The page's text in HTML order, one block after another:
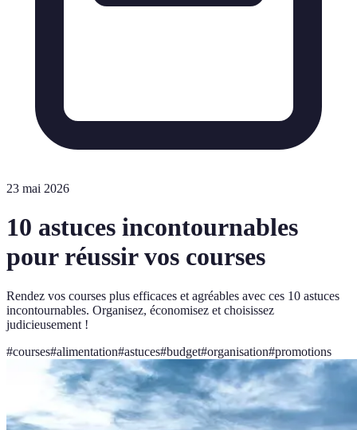
23 mai 2026
10 astuces incontournables
pour réussir vos courses
Rendez vos courses plus efficaces et agréables avec ces 10 astuces
incontournables. Organisez, économisez et choisissez
judicieusement !
#courses#alimentation#astuces#budget#organisation#promotions